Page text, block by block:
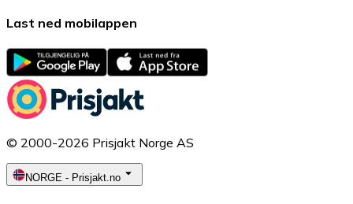
Last ned mobilappen
© 2000-2026 Prisjakt Norge AS
NORGE - Prisjakt.no